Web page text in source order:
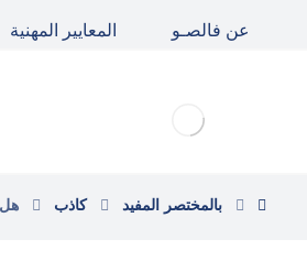
عن فالصـو المعايير المهنية
بالمختصر المفيد كاذب هل